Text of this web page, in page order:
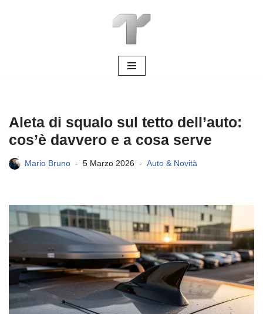
Aleta di squalo sul tetto dell’auto:
cos’è davvero e a cosa serve
Mario Bruno 5 Marzo 2026 Auto & Novità